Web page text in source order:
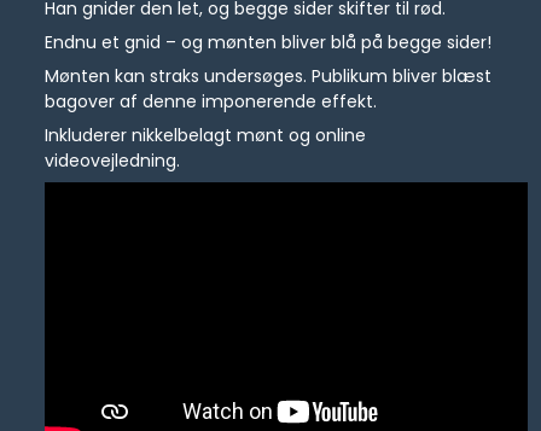
Han gnider den let, og begge sider skifter til rød.
Endnu et gnid – og mønten bliver blå på begge sider!
Mønten kan straks undersøges. Publikum bliver blæst
bagover af denne imponerende effekt.
Inkluderer nikkelbelagt mønt og online
videovejledning.